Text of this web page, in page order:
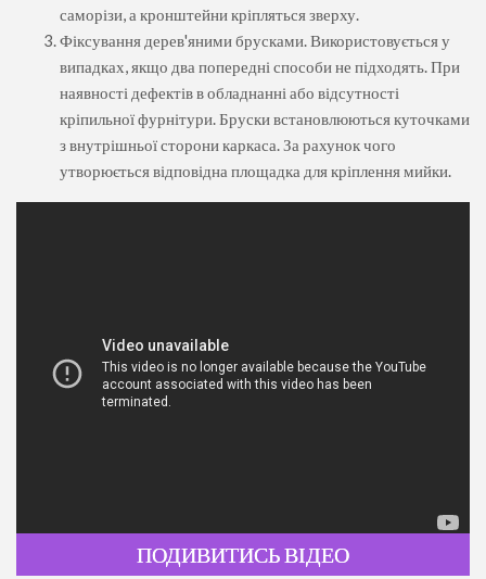
саморізи, а кронштейни кріпляться зверху.
Фіксування дерев'яними брусками. Використовується у
випадках, якщо два попередні способи не підходять. При
наявності дефектів в обладнанні або відсутності
кріпильної фурнітури. Бруски встановлюються куточками
з внутрішньої сторони каркаса. За рахунок чого
утворюється відповідна площадка для кріплення мийки.
ПОДИВИТИСЬ ВІДЕО